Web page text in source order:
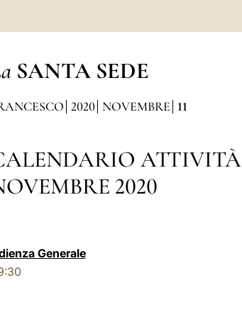
SANTA SEDE
2020 NOVEMBRE 11
ATTIVITÀ
2020
Generale